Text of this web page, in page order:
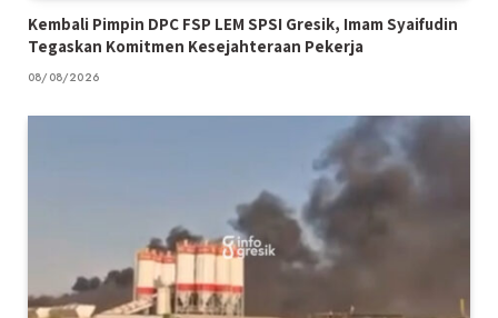
Kembali Pimpin DPC FSP LEM SPSI Gresik, Imam Syaifudin
Tegaskan Komitmen Kesejahteraan Pekerja
08/08/2026